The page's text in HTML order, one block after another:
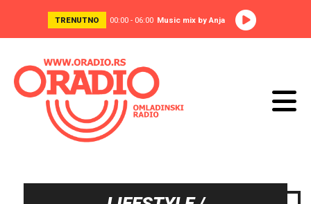
TRENUTNO 00:00 - 06:00 Music mix by Anja